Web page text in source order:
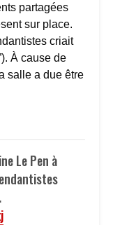
partagées
sur place.
criait
À cause de
salle a due être
Le Pen à